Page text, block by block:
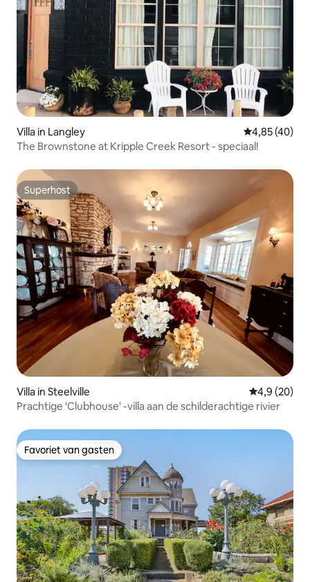
Villa in Langley Gemiddelde
4,85 (40)
The Brownstone at Kripple Creek Resort - speciaal!
Superhost
Superhost
Villa in Steelville Gemiddelde
4,9 (20)
Prachtige 'Clubhouse' -villa aan de schilderachtige rivier
Favoriet van gasten
Favoriet van gasten